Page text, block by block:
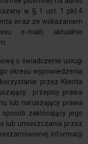
w § 1 ust. 1 pkt.4
wraz ze wskazaniem
e-mail) aktualnie
o świadczenie usługi
okresu wypowiedzenia
przez Klienta
przepisy prawa
lub naruszający prawa
zakłócający jego
lub umieszczania przez
informacji